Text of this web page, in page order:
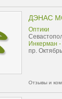
ДЭНАС
Оптики
Инкерман
пр.
Отзывы и